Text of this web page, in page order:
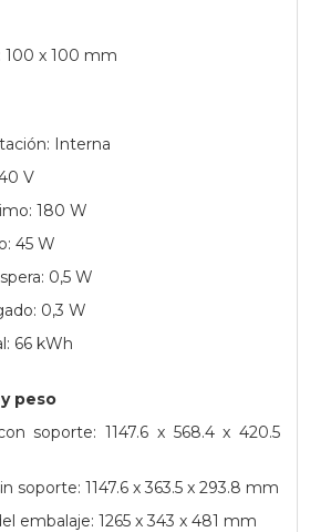
100 x 100 mm
Interna
V
180 W
45 W
0,5 W
0,3 W
66 kWh
peso
soporte: 1147.6 x 568.4 x 420.5
soporte: 1147.6 x 363.5 x 293.8 mm
embalaje: 1265 x 343 x 481 mm